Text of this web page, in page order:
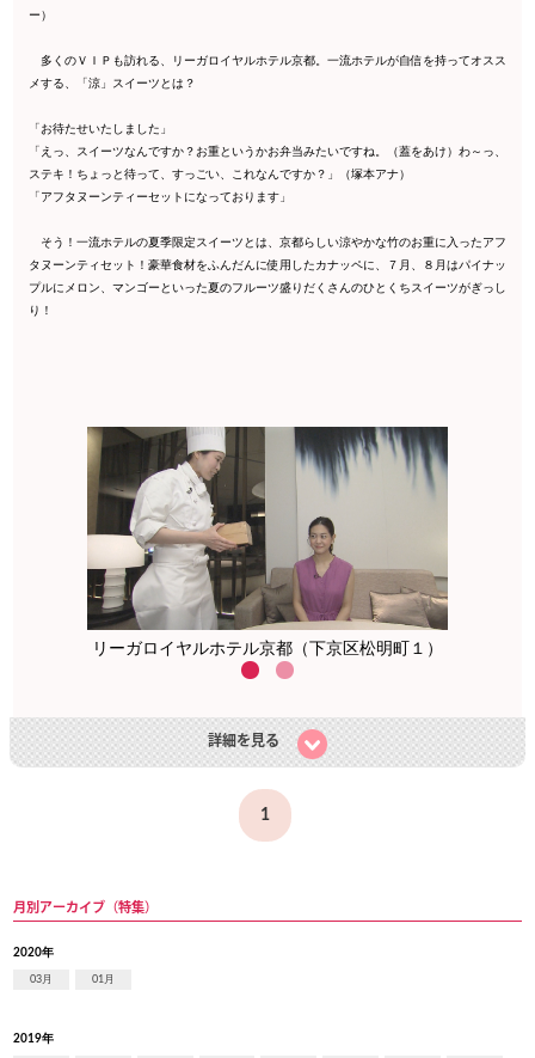
ー）
多くのＶＩＰも訪れる、リーガロイヤルホテル京都。一流ホテルが自信を持ってオスス
メする、「涼」スイーツとは？
「お待たせいたしました」
「えっ、スイーツなんですか？お重というかお弁当みたいですね。（蓋をあけ）わ～っ、
ステキ！ちょっと待って、すっごい、これなんですか？」（塚本アナ）
「アフタヌーンティーセットになっております」
そう！一流ホテルの夏季限定スイーツとは、京都らしい涼やかな竹のお重に入ったアフ
タヌーンティセット！豪華食材をふんだんに使用したカナッペに、７月、８月はパイナッ
プルにメロン、マンゴーといった夏のフルーツ盛りだくさんのひとくちスイーツがぎっし
り！
リーガロイヤルホテル京都（下京区松明町１）
詳細を見る
1
月別アーカイブ（特集）
2020年
03月 01月
2019年